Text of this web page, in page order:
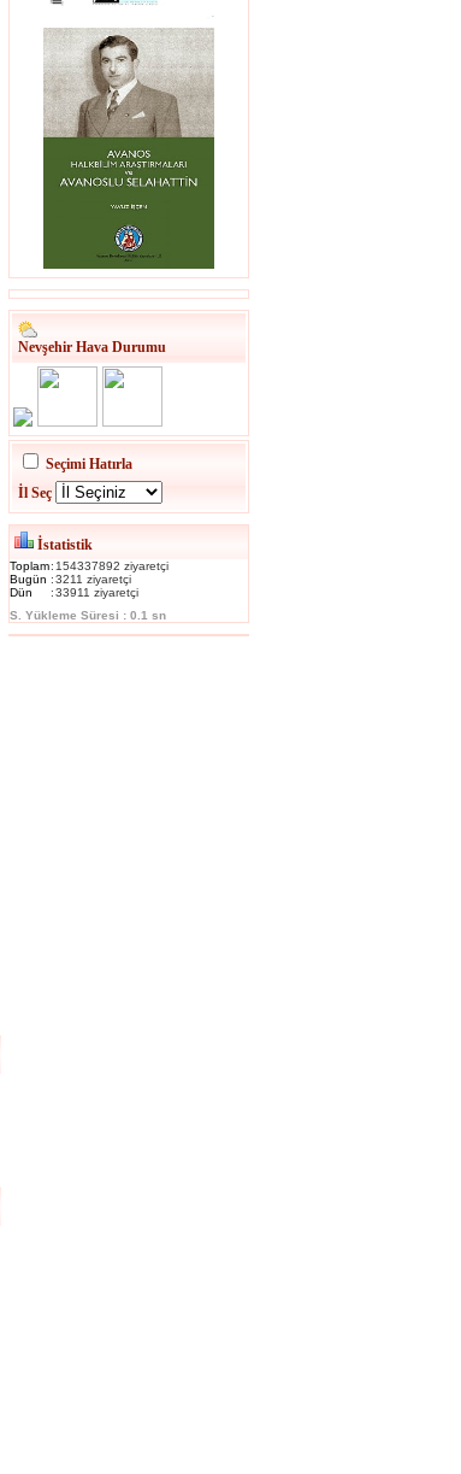
Nevşehir Hava Durumu
Seçimi Hatırla
İl Seç
İstatistik
Toplam: 154337892 ziyaretçi
Bugün :3211 ziyaretçi
Dün
:33911 ziyaretçi
S. Yükleme Süresi : 0.1 sn